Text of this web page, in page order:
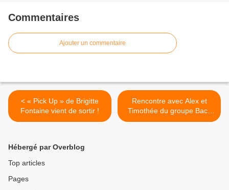
Commentaires
Ajouter un commentaire
< « Pick Up » de Brigitte
Fontaine vient de sortir !
Rencontre avec Alex et
Timothée du groupe Back
In The City au Studio Luna
Hébergé par Overblog
Top articles
Pages